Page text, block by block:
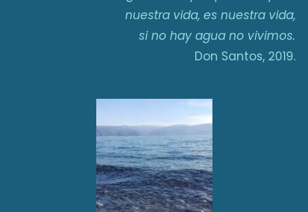
nuestra vida, es nuestra vida,
si no hay agua no vivimos.
Don Santos, 2019.